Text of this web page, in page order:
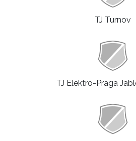
TJ Turnov
TJ Elektro-Praga